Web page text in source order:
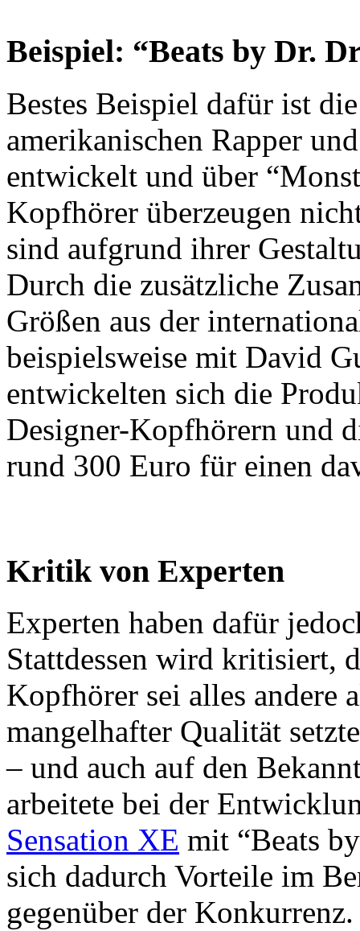
Beispiel: “Beats by Dr.
Bestes Beispiel dafür ist
amerikanischen Rapper
entwickelt und über
Kopfhörer überzeugen
sind aufgrund ihrer
Durch die zusätzliche
Größen aus der
beispielsweise mit David
entwickelten sich die
Designer-Kopfhörern und
rund 300 Euro für einen
Kritik von Experten
Experten haben dafür
Stattdessen wird kritisiert,
Kopfhörer sei alles andere
mangelhafter Qualität
– und auch auf den
arbeitete bei der
Sensation XE mit “Beats
sich dadurch Vorteile im
gegenüber der Konkurrenz.